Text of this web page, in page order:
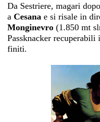
Da Sestriere, magari
a Cesana e si risale in
Monginevro (1.850 mt
Passknacker recuperabili
finiti.